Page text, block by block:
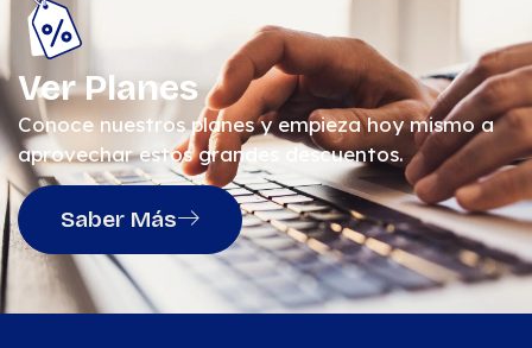
Ver Planes
Conoce nuestros planes y empieza hoy mismo a
aprovechar estos grandes descuentos.
Saber Más